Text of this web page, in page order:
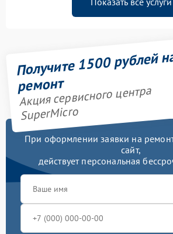
Получите 1500 рублей
ремонт
Акция сервисного центра
SuperMicro
При оформлении заявки на
сайт,
действует персональная